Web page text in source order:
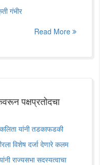
गंभीर
Read More
पक्षप्रतोदचा
यांनी तडकाफडकी
विशेष दर्जा देणारे कलम
राज्यसभा सदस्यत्वाचा